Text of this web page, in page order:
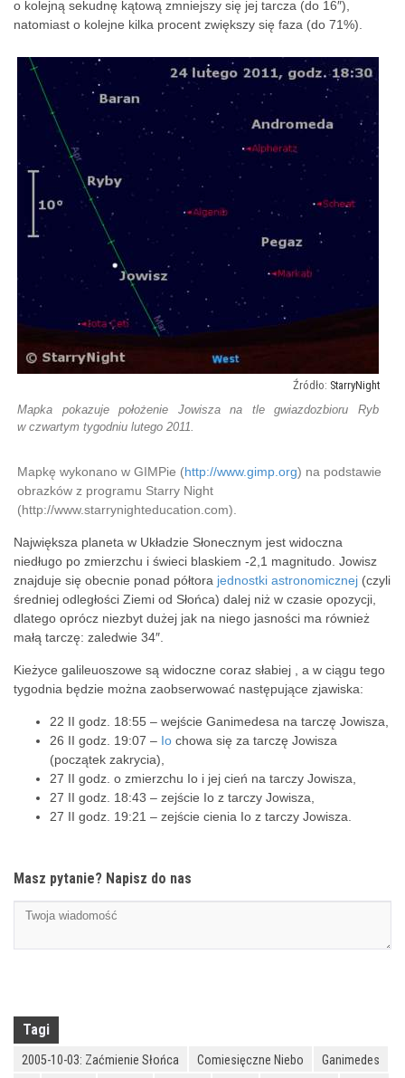
o kolejną sekudnę kątową zmniejszy się jej tarcza (do 16″),
natomiast o kolejne kilka procent zwiększy się faza (do 71%).
StarryNight
Mapka pokazuje położenie Jowisza na tle gwiazdozbioru Ryb
w czwartym tygodniu lutego 2011.
Mapkę wykonano w GIMPie (http://www.gimp.org) na podstawie
obrazków z programu Starry Night
(http://www.starrynighteducation.com).
Największa planeta w Układzie Słonecznym jest widoczna
niedługo po zmierzchu i świeci blaskiem -2,1 magnitudo. Jowisz
znajduje się obecnie ponad półtora jednostki astronomicznej (czyli
średniej odległości Ziemi od Słońca) dalej niż w czasie opozycji,
dlatego oprócz niezbyt dużej jak na niego jasności ma również
małą tarczę: zaledwie 34″.
Kieżyce galileuoszowe są widoczne coraz słabiej , a w ciągu tego
tygodnia będzie można zaobserwować następujące zjawiska:
22 II godz. 18:55 – wejście Ganimedesa na tarczę Jowisza,
26 II godz. 19:07 – Io chowa się za tarczę Jowisza
(początek zakrycia),
27 II godz. o zmierzchu Io i jej cień na tarczy Jowisza,
27 II godz. 18:43 – zejście Io z tarczy Jowisza,
27 II godz. 19:21 – zejście cienia Io z tarczy Jowisza.
Masz pytanie? Napisz do nas
Tagi
2005-10-03: Zaćmienie Słońca Comiesięczne Niebo
Ganimedes